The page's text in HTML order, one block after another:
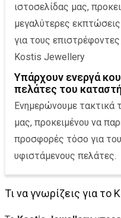
ιστοσελίδας μας,
μεγαλύτερες
για τους
Kostis Jewellery
Υπάρχουν ενεργά
πελάτες του
Ενημερώνουμε τακτικά
μας, προκειμένου να
προσφορές τόσο για
υφιστάμενους πελάτες.
Τι να γνωρίζεις για το